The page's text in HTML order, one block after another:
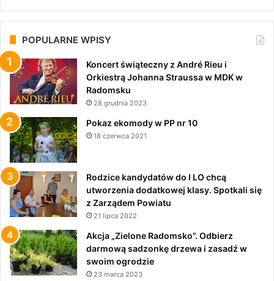
POPULARNE WPISY
Koncert świąteczny z André Rieu i
Orkiestrą Johanna Straussa w MDK w
Radomsku
28 grudnia 2023
Pokaz ekomody w PP nr 10
18 czerwca 2021
Rodzice kandydatów do I LO chcą
utworzenia dodatkowej klasy. Spotkali się
z Zarządem Powiatu
21 lipca 2022
Akcja „Zielone Radomsko”. Odbierz
darmową sadzonkę drzewa i zasadź w
swoim ogrodzie
23 marca 2023